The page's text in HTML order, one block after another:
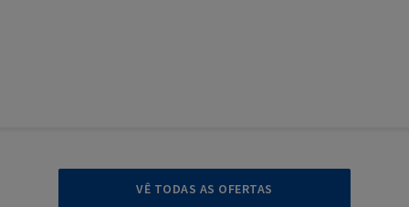
VÊ TODAS AS OFERTAS